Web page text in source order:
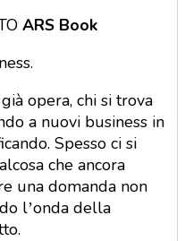
ARS Book
opera, chi si trova
a nuovi business in
Spesso ci si
che ancora
una domanda non
l’onda della